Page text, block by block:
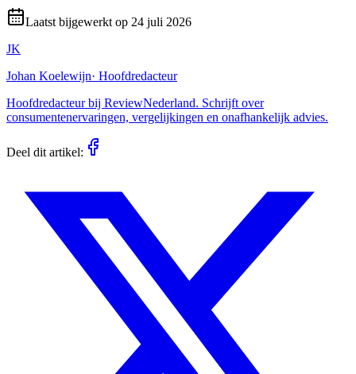
Laatst bijgewerkt op 24 juli 2026
JK
Johan Koelewijn· Hoofdredacteur
Hoofdredacteur bij ReviewNederland. Schrijft over
consumentenervaringen, vergelijkingen en onafhankelijk advies.
Deel dit artikel: